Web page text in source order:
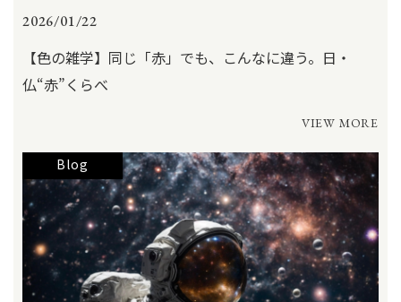
2026/01/22
【色の雑学】同じ「赤」でも、こんなに違う。日・
仏“赤”くらべ
VIEW MORE
Blog